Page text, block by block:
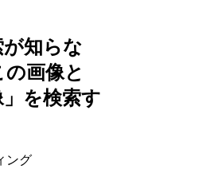
が知らな
画像と
を検索す
ング